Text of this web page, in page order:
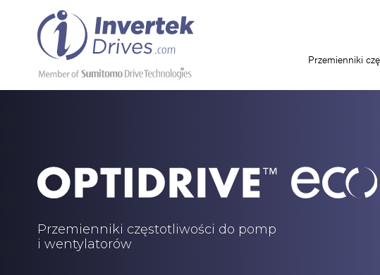
Przemienniki
Przemienniki częstotliwości do pomp
i wentylatorów